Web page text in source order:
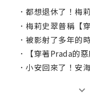
． 都想退休了！梅莉史
． 梅莉史翠普稱【穿著
． 被影射了多年的時尚魔
．
【穿著Prada的惡
． 小安回來了！安海瑟